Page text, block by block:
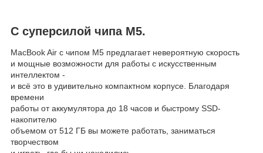
С суперсилой чипа M5.
MacBook Air с чипом M5 предлагает невероятную скорость
и мощные возможности для работы с искусственным
интеллектом -
и всё это в удивительно компактном корпусе. Благодаря
времени
работы от аккумулятора до 18 часов и быстрому SSD-
накопителю
объемом от 512 ГБ вы можете работать, заниматься
творчеством